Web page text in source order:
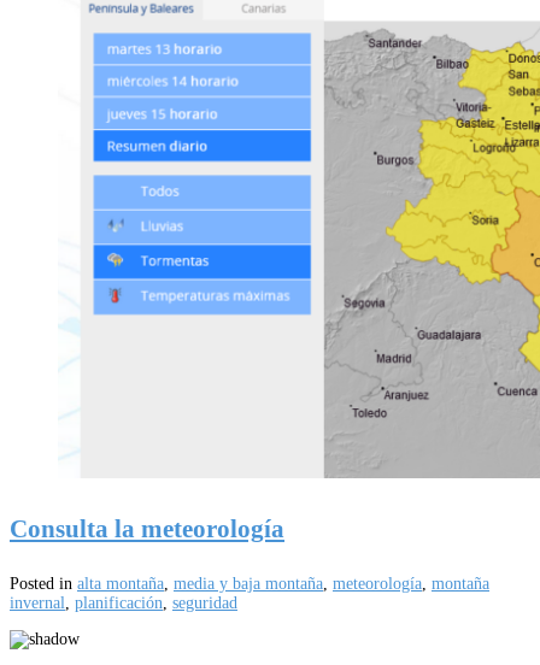
Consulta la meteorología
Posted in alta montaña, media y baja montaña, meteorología, montaña
invernal, planificación, seguridad